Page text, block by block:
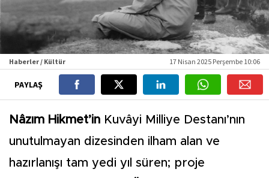
Haberler / Kültür 17 Nisan 2025 Perşembe 10:06
PAYLAŞ
Nâzım Hikmet’in Kuvâyi Milliye Destanı’nın
unutulmayan dizesinden ilham alan ve
hazırlanışı tam yedi yıl süren; proje